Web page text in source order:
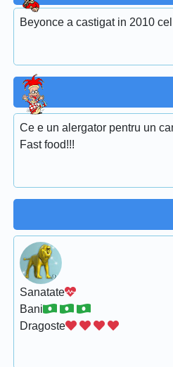
Beyonce a castigat in 2010
Ce e un alergator pentru un
Fast food!!!
Sanatate
Bani
Dragoste